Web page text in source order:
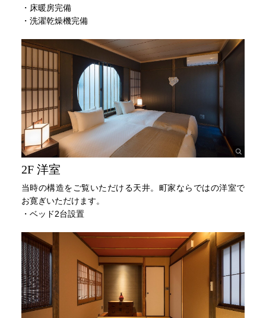
・床暖房完備
・洗濯乾燥機完備
2F 洋室
当時の構造をご覧いただける天井。町家ならではの洋室で
お寛ぎいただけます。
・ベッド2台設置